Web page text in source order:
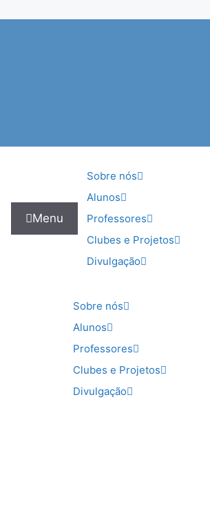
Menu
Sobre nós
Alunos
Professores
Clubes e Projetos
Divulgação
Sobre nós
Alunos
Professores
Clubes e Projetos
Divulgação